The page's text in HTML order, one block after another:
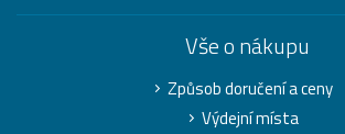
Vše o nákupu
Způsob doručení a ceny
Výdejní místa